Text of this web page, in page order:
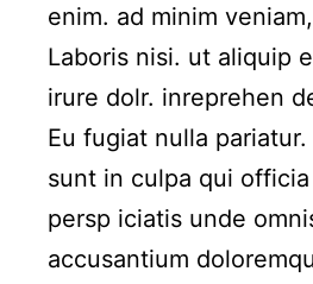
enim. ad minim
Laboris nisi. ut aliquip
irure dolr. inreprehen
Eu fugiat nulla
sunt in culpa qui
persp iciatis unde
accusantium